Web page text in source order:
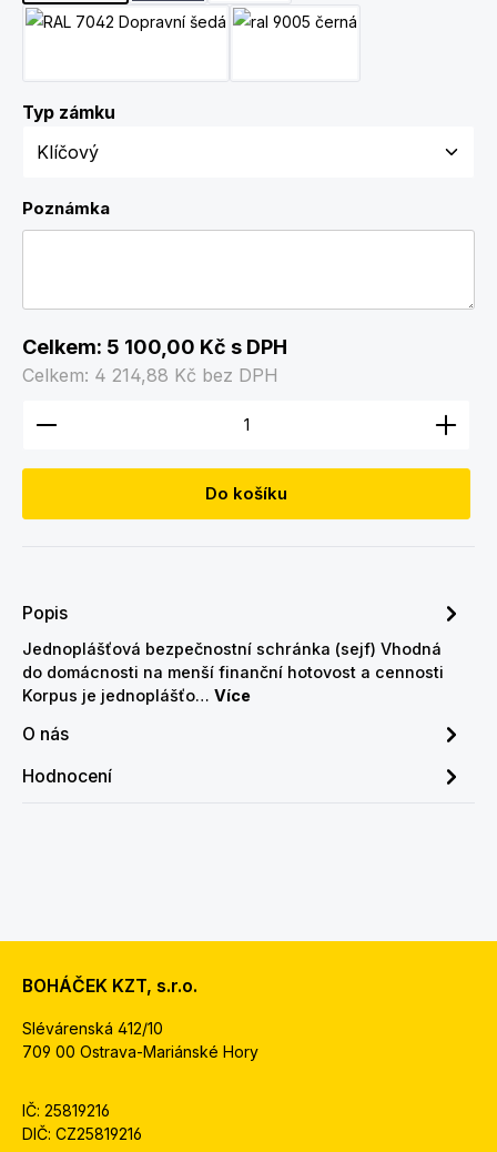
Typ zámku
Poznámka
Celkem: 5 100,00 Kč s DPH
Celkem: 4 214,88 Kč bez DPH
Množství produktu: Zadejte požadované
Do košíku
Popis
Jednoplášťová bezpečnostní schránka (sejf) Vhodná
do domácnosti na menší finanční hotovost a cennosti
Korpus je jednoplášťo… Více
O nás
Hodnocení
BOHÁČEK KZT, s.r.o.
Slévárenská 412/10
709 00 Ostrava-Mariánské Hory
IČ: 25819216
DIČ: CZ25819216